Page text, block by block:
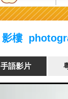
影樓
手語影片